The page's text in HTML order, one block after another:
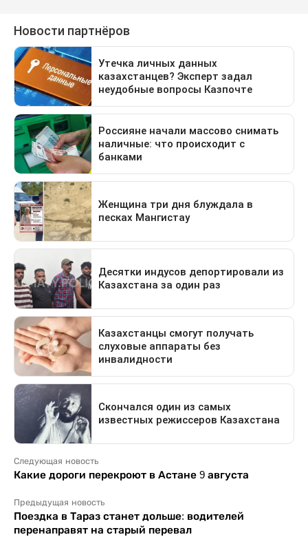
Следующая новость
Какие дороги перекроют в Астане 9 августа
Предыдущая новость
Поездка в Тараз станет дольше: водителей
перенаправят на старый перевал